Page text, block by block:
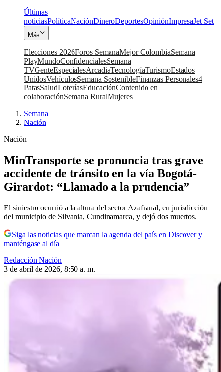
Últimas
noticiasPolíticaNaciónDineroDeportesOpiniónImpresaJet Set
Más
Elecciones 2026Foros SemanaMejor ColombiaSemana
PlayMundoConfidencialesSemana
TVGenteEspecialesArcadiaTecnologíaTurismoEstados
UnidosVehículosSemana SostenibleFinanzas Personales4
PatasSaludLoteríasEducaciónContenido en
colaboraciónSemana RuralMujeres
Semana|
Nación
Nación
MinTransporte se pronuncia tras grave
accidente de tránsito en la vía Bogotá-
Girardot: “Llamado a la prudencia”
El siniestro ocurrió a la altura del sector Azafranal, en jurisdicción
del municipio de Silvania, Cundinamarca, y dejó dos muertos.
Siga las noticias que marcan la agenda del país en Discover y
manténgase al día
Redacción Nación
3 de abril de 2026, 8:50 a. m.